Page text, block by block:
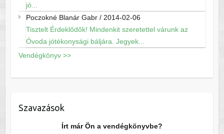
jó...
Poczokné Blanár Gabr/ 2014-02-06
Tisztelt Érdeklődők! Mindenkit szeretettel várunk az
Óvoda jótékonysági báljára. Jegyek...
Vendégkönyv >>
Szavazások
Írt már Ön a vendégkönyvbe?